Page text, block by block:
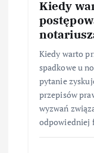
Kiedy
Kiedy warto
spadkowe u
pytanie
przepisów
wyzwań
odpowiedniej